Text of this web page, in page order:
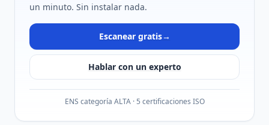
un minuto. Sin instalar nada.
Escanear gratis→
Hablar con un experto
ENS categoría ALTA · 5 certificaciones ISO